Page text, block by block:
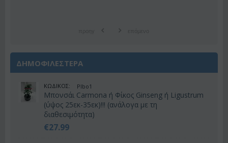
ΔΗΜΟΦΙΛΕΣΤΕΡΑ
ΚΩΔΙΚΟΣ: Plbo1
Μπονσάι Carmona ή Φίκος Ginseng ή Ligustrum
(ύψος 25εκ-35εκ)!!! (ανάλογα με τη
διαθεσιμότητα)
€27.99